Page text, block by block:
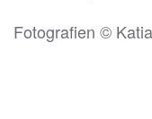
Fotografien ©